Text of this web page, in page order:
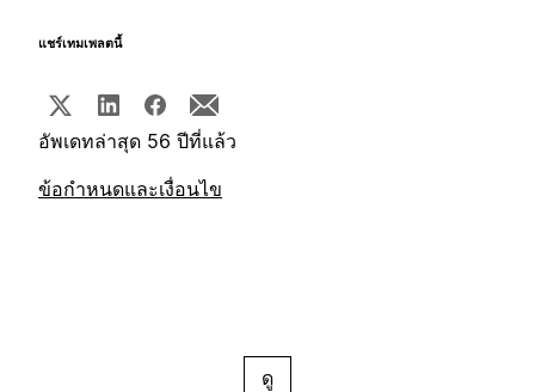
แชร์เทมเพลตนี้
อัพเดทล่าสุด 56 ปีที่แล้ว
ข้อกำหนดและเงื่อนไข
ดู